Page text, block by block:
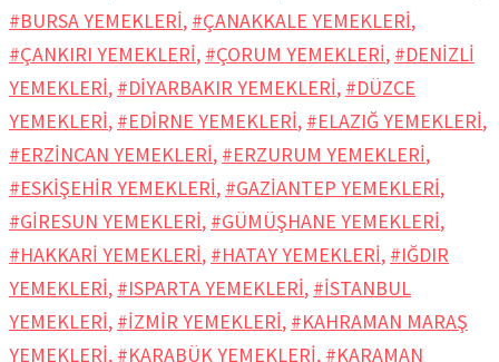
#BURSA YEMEKLERİ, #ÇANAKKALE YEMEKLERİ,
#ÇANKIRI YEMEKLERİ, #ÇORUM YEMEKLERİ, #DENİZLİ
YEMEKLERİ, #DİYARBAKIR YEMEKLERİ, #DÜZCE
YEMEKLERİ, #EDİRNE YEMEKLERİ, #ELAZIĞ YEMEKLERİ,
#ERZİNCAN YEMEKLERİ, #ERZURUM YEMEKLERİ,
#ESKİŞEHİR YEMEKLERİ, #GAZİANTEP YEMEKLERİ,
#GİRESUN YEMEKLERİ, #GÜMÜŞHANE YEMEKLERİ,
#HAKKARİ YEMEKLERİ, #HATAY YEMEKLERİ, #IĞDIR
YEMEKLERİ, #ISPARTA YEMEKLERİ, #İSTANBUL
YEMEKLERİ, #İZMİR YEMEKLERİ, #KAHRAMAN MARAŞ
YEMEKLERİ, #KARABÜK YEMEKLERİ, #KARAMAN